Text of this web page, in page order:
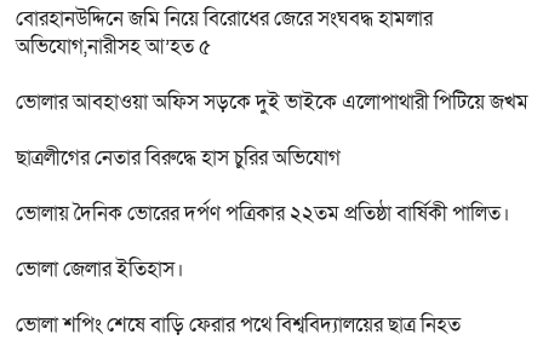
বোরহানউদ্দিনে জমি নিয়ে বিরোধের জেরে সংঘবদ্ধ হামলার
অভিযোগ,নারীসহ আ’হত ৫
ভোলার আবহাওয়া অফিস সড়কে দুই ভাইকে এলোপাথারী পিটিয়ে জখম
ছাত্রলীগের নেতার বিরুদ্ধে হাস চুরির অভিযোগ
ভোলায় দৈনিক ভোরের দর্পণ পত্রিকার ২২তম প্রতিষ্ঠা বার্ষিকী পালিত।
ভোলা জেলার ইতিহাস।
ভোলা শপিং শেষে বাড়ি ফেরার পথে বিশ্ববিদ্যালয়ের ছাত্র নিহত